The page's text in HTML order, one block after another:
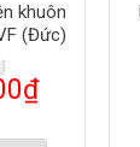
khuôn
(Đức)
₫